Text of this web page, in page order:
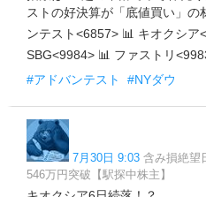
ストの好決算が「底値買い」
ンテスト<6857> 📊 キオクシア
SBG<9984> 📊 ファストリ
#アドバンテスト
#NYダウ
7月30日 9:03 含み損絶望
546万円突破【駅探中株主】